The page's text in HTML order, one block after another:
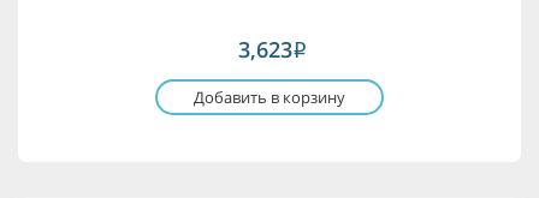
3,623i
Добавить в корзину